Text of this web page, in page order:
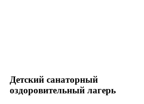
Детский санаторный
оздоровительный лагерь